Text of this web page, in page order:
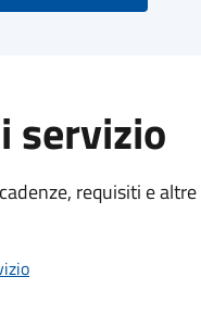
servizio
requisiti e